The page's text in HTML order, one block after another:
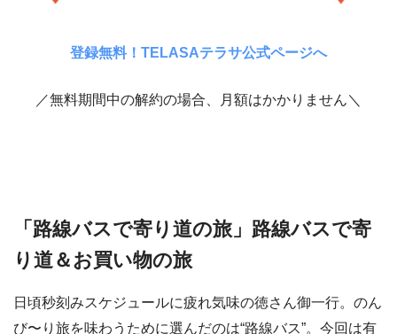
登録無料！TELASAテラサ公式ページへ
／無料期間中の解約の場合、月額はかかりません＼
「路線バスで寄り道の旅」路線バスで寄
り道＆お買い物の旅
日頃秒刻みスケジュールに疲れ気味の徳さん御一行。のん
び〜り旅を味わうために選んだのは“路線バス”。今回は有